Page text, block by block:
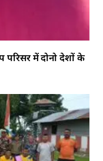
परिसर में दोनो देशों के